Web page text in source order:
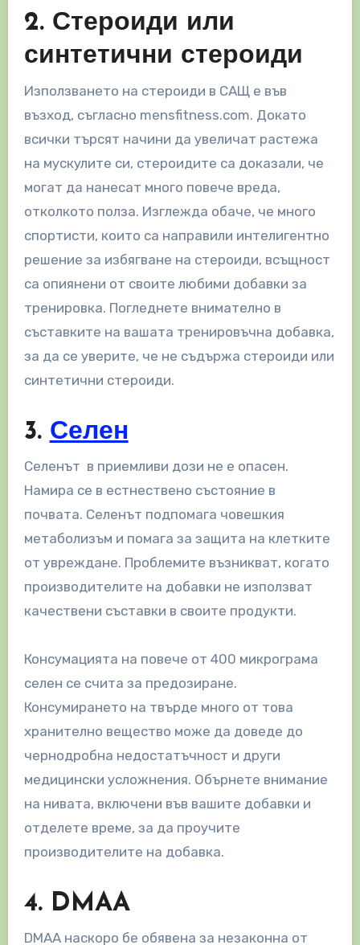
2. Стероиди или
синтетични стероиди
Използването на стероиди в САЩ е във
възход, съгласно mensfitness.com. Докато
всички търсят начини да увеличат растежа
на мускулите си, стероидите са доказали, че
могат да нанесат много повече вреда,
отколкото полза. Изглежда обаче, че много
спортисти, които са направили интелигентно
решение за избягване на стероиди, всъщност
са опиянени от своите любими добавки за
тренировка. Погледнете внимателно в
съставките на вашата тренировъчна добавка,
за да се уверите, че не съдържа стероиди или
синтетични стероиди.
3. Селен
Селенът в приемливи дози не е опасен.
Намира се в естнествено състояние в
почвата. Селенът подпомага човешкия
метаболизъм и помага за защита на клетките
от увреждане. Проблемите възникват, когато
производителите на добавки не използват
качествени съставки в своите продукти.
Консумацията на повече от 400 микрограма
селен се счита за предозиране.
Консумирането на твърде много от това
хранително вещество може да доведе до
чернодробна недостатъчност и други
медицински усложнения. Обърнете внимание
на нивата, включени във вашите добавки и
отделете време, за да проучите
производителите на добавка.
4. DMAA
DMAA наскоро бе обявена за незаконна от